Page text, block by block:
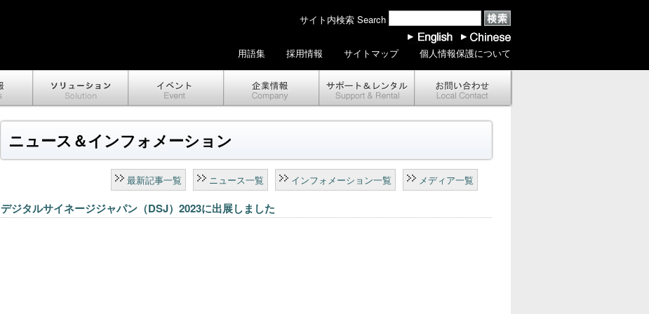
サイト内検索 Search
用語集 採用情報 サイトマップ 個人情報保護について
ニュース＆インフォメーション
最新記事一覧 ニュース一覧 インフォメーション一覧 メディア一覧
デジタルサイネージジャパン（DSJ）2023に出展しました